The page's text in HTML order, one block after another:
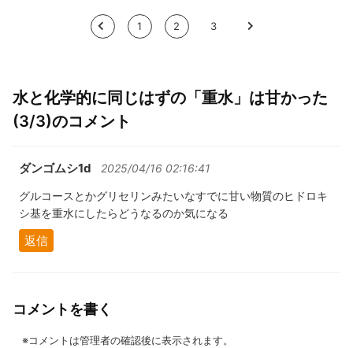
< 1 2 3 >
水と化学的に同じはずの「重水」は甘かった
(3/3)のコメント
ダンゴムシ1d 2025/04/16 02:16:41
グルコースとかグリセリンみたいなすでに甘い物質のヒドロキ
シ基を重水にしたらどうなるのか気になる
返信
コメントを書く
※コメントは管理者の確認後に表示されます。